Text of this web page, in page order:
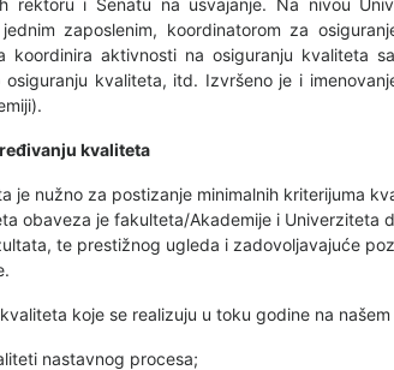
rektoru i Senatu na usvajanje. Na nivou
zaposlenim, koordinatorom za
aktivnosti na osiguranju kvaliteta
kvaliteta, itd. Izvršeno je i
kvaliteta
je nužno za postizanje minimalnih kriterijuma
obaveza je fakulteta/Akademije i Univerziteta
te prestižnog ugleda i zadovoljavajuće
koje se realizuju u toku godine na
nastavnog procesa;